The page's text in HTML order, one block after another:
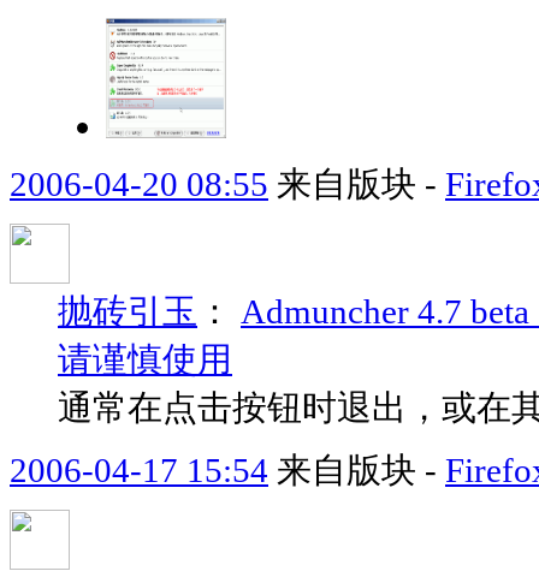
2006-04-20 08:55 来自版块 -
抛砖引玉 ： Admuncher 4.7
请谨慎使用
通常在点击按钮时退出，或在
2006-04-17 15:54 来自版块 -